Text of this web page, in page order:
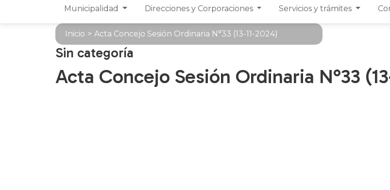
Municipalidad Direcciones y Corporaciones Servicios y trámites
Inicio > Acta Concejo Sesión Ordinaria N°33 (13-11-2024)
Sin categoría
Acta Concejo Sesión Ordinaria N°33